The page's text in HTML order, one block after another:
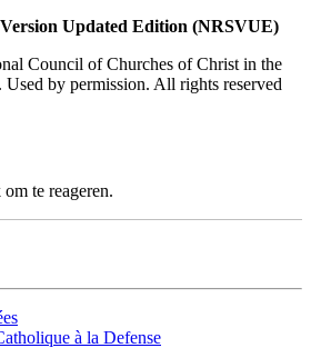
Updated Edition (NRSVUE)
Council of Churches of Christ in the
by permission. All rights reserved
te reageren.
à la Defense